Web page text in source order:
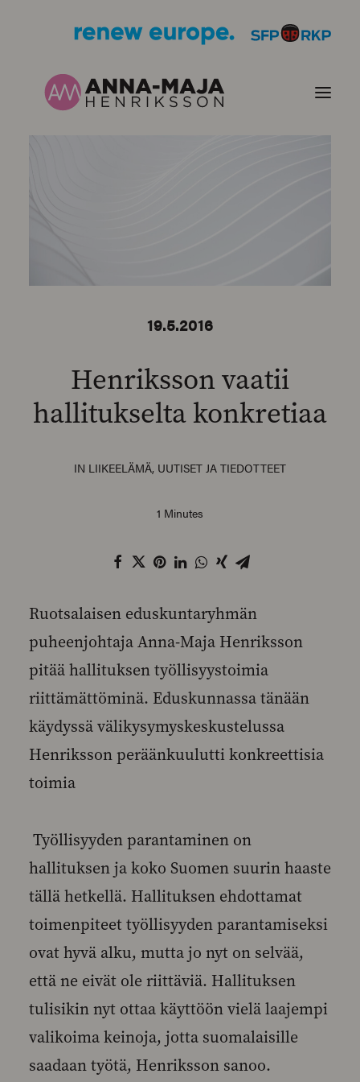
19.5.2016
Henriksson vaatii
hallitukselta konkretiaa
IN LIIKEELÄMÄ, UUTISET JA TIEDOTTEET
1 Minutes
Ruotsalaisen eduskuntaryhmän
puheenjohtaja Anna-Maja Henriksson
pitää hallituksen työllisyystoimia
riittämättöminä. Eduskunnassa tänään
käydyssä välikysymyskeskustelussa
Henriksson peräänkuulutti konkreettisia
toimia
Työllisyyden parantaminen on
hallituksen ja koko Suomen suurin haaste
tällä hetkellä. Hallituksen ehdottamat
toimenpiteet työllisyyden parantamiseksi
ovat hyvä alku, mutta jo nyt on selvää,
että ne eivät ole riittäviä. Hallituksen
tulisikin nyt ottaa käyttöön vielä laajempi
valikoima keinoja, jotta suomalaisille
saadaan työtä, Henriksson sanoo.